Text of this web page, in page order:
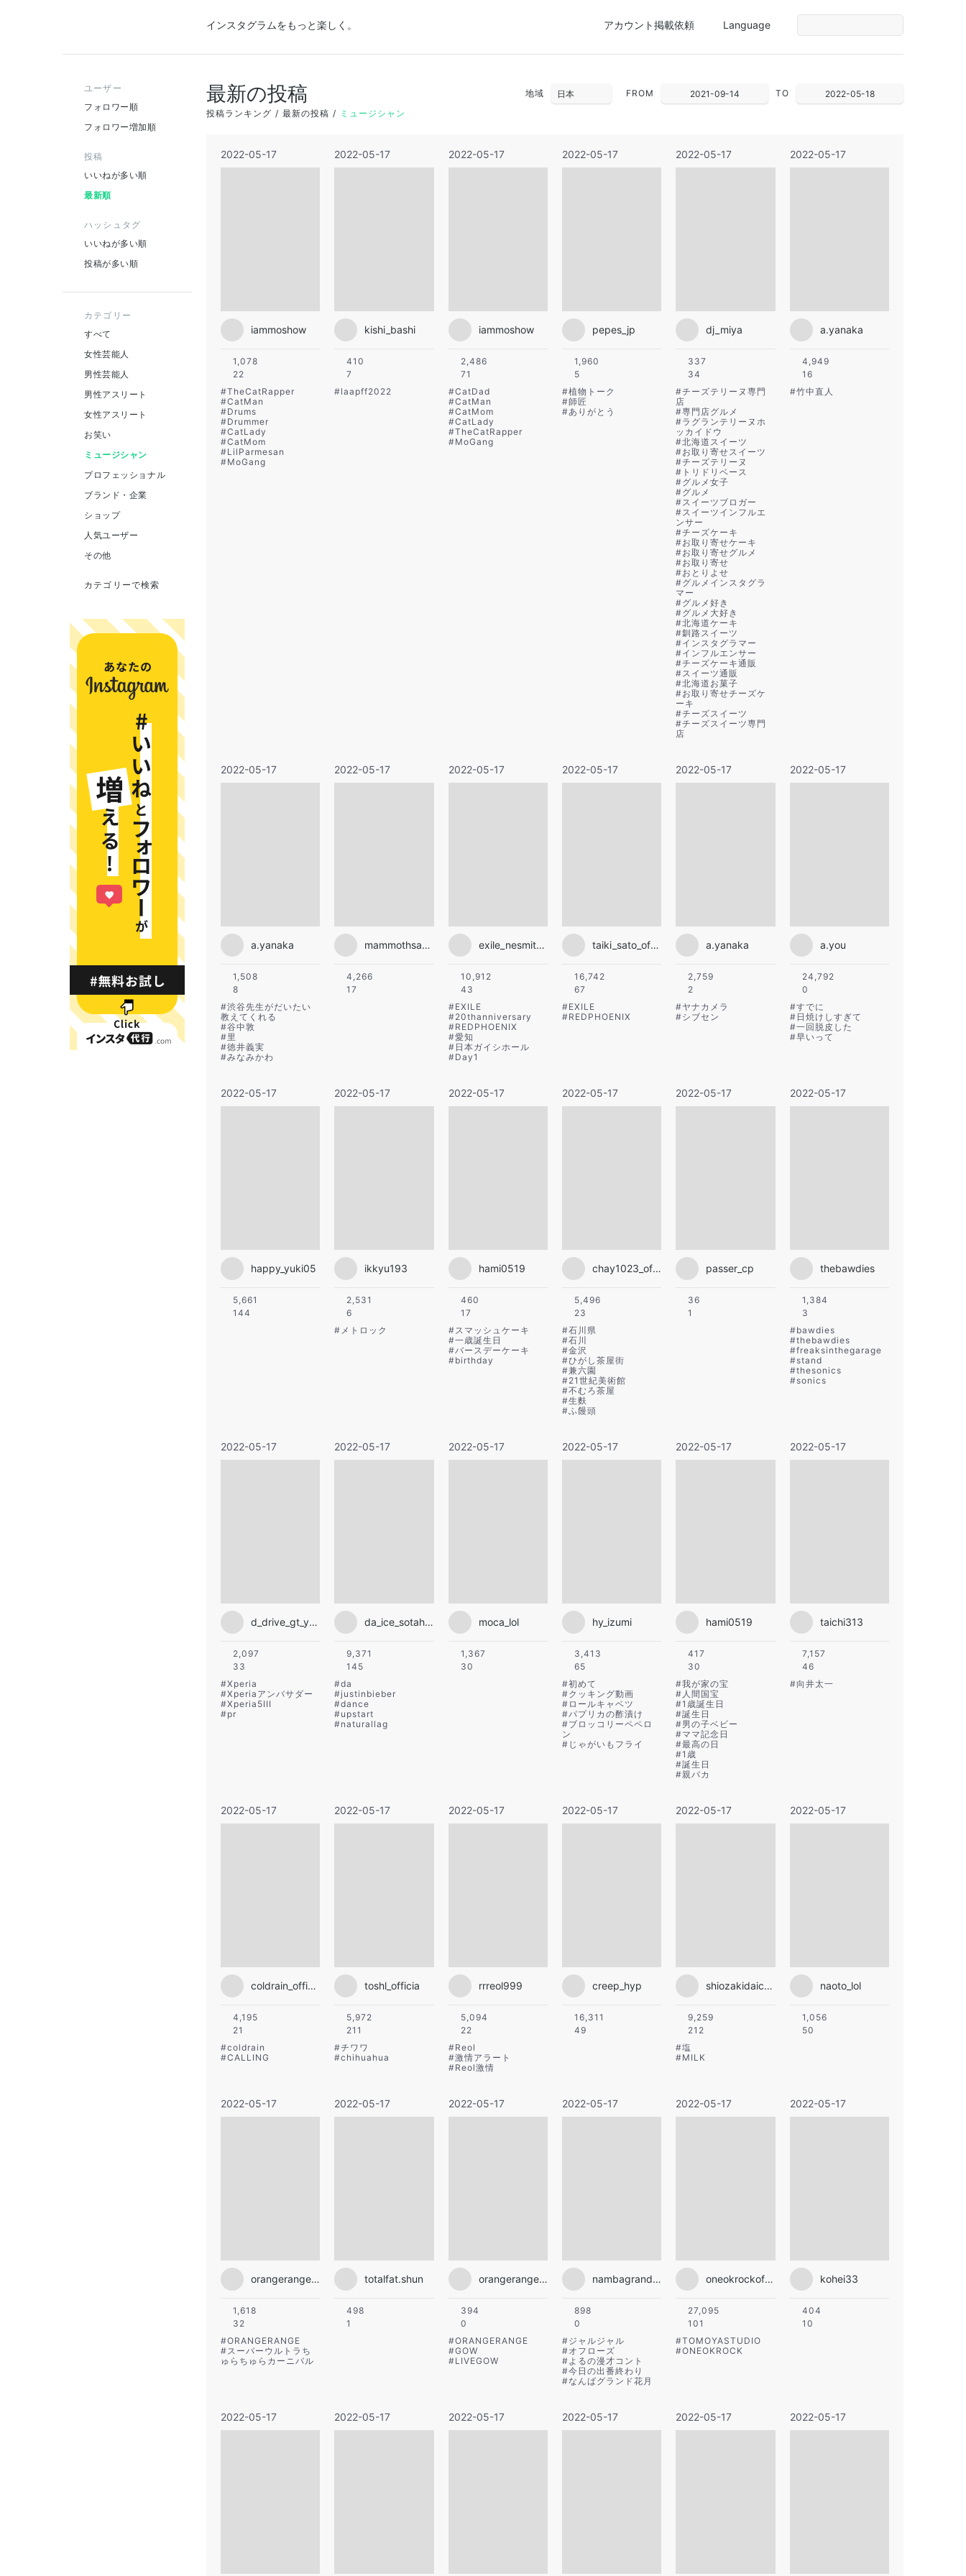
インスタグラムをもっと楽しく。 アカウント掲載依頼 Language
ユーザー
フォロワー順
フォロワー増加順
投稿
いいねが多い順
最新順
ハッシュタグ
いいねが多い順
投稿が多い順
カテゴリー
すべて
女性芸能人
男性芸能人
男性アスリート
女性アスリート
お笑い
ミュージシャン
プロフェッショナル
ブランド・企業
ショップ
人気ユーザー
その他
カテゴリーで検索
最新の投稿 地域 FROM 2021-09-14 TO 2022-05-18
投稿ランキング 最新の投稿 ミュージシャン
2022-05-17
iammoshow
1,078
22
#TheCatRapper
#CatMan
#Drums
#Drummer
#CatLady
#CatMom
#LilParmesan
#MoGang
2022-05-17
kishi_bashi
410
7
#laapff2022
2022-05-17
iammoshow
2,486
71
#CatDad
#CatMan
#CatMom
#CatLady
#TheCatRapper
#MoGang
2022-05-17
pepes_jp
1,960
5
#植物トーク
#師匠
#ありがとう
2022-05-17
dj_miya
337
34
#チーズテリーヌ専門
店
#専門店グルメ
#ラグランテリーヌホ
ッカイドウ
#北海道スイーツ
#お取り寄せスイーツ
#チーズテリーヌ
# トリドリベース
#グルメ女子
#グルメ
#スイーツブロガー
#スイーツインフルエ
ンサー
#チーズケーキ
#お取り寄せケーキ
#お取り寄せグルメ
#お取り寄せ
#おとりよせ
#グルメインスタグラ
マー
#グルメ好き
#グルメ大好き
#北海道ケーキ
#釧路スイーツ
#インスタグラマー
#インフルエンサー
#チーズケーキ通販
#スイーツ通販
#北海道お菓子
#お取り寄せチーズケ
ーキ
#チーズスイーツ
#チーズスイーツ専門
店
2022-05-17
a.yanaka
4,949
16
#竹中直人
2022-05-17
a.yanaka
1,508
8
#渋谷先生がだいたい
教えてくれる
#谷中敦
#里
#徳井義実
#みなみかわ
2022-05-17
mammothsakura
4,266
17
2022-05-17
exile_nesmith_official
10,912
43
#EXILE
#20thanniversary
#REDPHOENIX
#愛知
# 日本ガイシホール
#Day1
2022-05-17
taiki_sato_official
16,742
67
#EXILE
#REDPHOENIX
2022-05-17
a.yanaka
2,759
2
#ヤナカメラ
#シブセン
2022-05-17
a.you
24,792
0
#すでに
# 日焼けしすぎて
#一回脱皮した
#早いって
2022-05-17
happy_yuki05
5,661
144
2022-05-17
ikkyu193
2,531
6
# メトロック
2022-05-17
hami0519
460
17
#スマッシュケーキ
#一歳誕生日
#バースデーケーキ
#birthday
2022-05-17
chay1023_official
5,496
23
#石川県
#石川
#金沢
#ひがし茶屋街
#兼六園
#21世紀美術館
#不むろ茶屋
#生麩
#ふ饅頭
2022-05-17
passer_cp
36
1
2022-05-17
thebawdies
1,384
3
#bawdies
#thebawdies
#freaksinthegarage
#stand
#thesonics
#sonics
2022-05-17
d_drive_gt_yuki
2,097
33
#Xperia
#Xperiaアンバサダー
#Xperia5III
#pr
2022-05-17
da_ice_sotahanamura
9,371
145
#da
#justinbieber
#dance
#upstart
#naturallag
2022-05-17
moca_lol
1,367
30
2022-05-17
hy_izumi
3,413
65
#初めて
#クッキング動画
# ロールキャベツ
#パプリカの酢漬け
#ブロッコリーペペロ
ン
# じゃがいもフライ
2022-05-17
hami0519
417
30
#我が家の宝
# 人間国宝
#1歳誕生日
#誕生日
#男の子ベビー
#ママ記念日
#最高の日
#1歳
#誕生日
#親バカ
2022-05-17
taichi313
7,157
46
#向井太一
2022-05-17
coldrain_official
4,195
21
#coldrain
#CALLING
2022-05-17
toshl_officia
5,972
211
#チワワ
#chihuahua
2022-05-17
rrreol999
5,094
22
#Reol
#激情アラート
#Reol激情
2022-05-17
creep_hyp
16,311
49
2022-05-17
shiozakidaichi0911_milk
9,259
212
#塩
#MILK
2022-05-17
naoto_lol
1,056
50
2022-05-17
orangerange_official
1,618
32
#ORANGERANGE
#スーパーウルトラち
ゅらちゅらカーニバル
2022-05-17
totalfat.shun
498
1
2022-05-17
orangerange_official
394
0
#ORANGERANGE
#GOW
#LIVEGOW
2022-05-17
nambagrandkagetsu
898
0
#ジャルジャル
#オフローズ
#よるの漫才コント
#今日の出番終わり
#なんばグランド花月
2022-05-17
oneokrockofficial
27,095
101
#TOMOYASTUDIO
#ONEOKROCK
2022-05-17
kohei33
404
10
2022-05-17 2022-05-17 2022-05-17 2022-05-17 2022-05-17 2022-05-17